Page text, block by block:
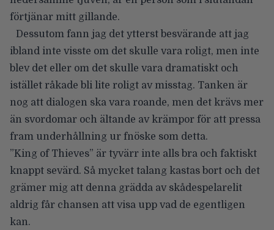
förtjänar mitt gillande.
Dessutom fann jag det ytterst besvärande att jag
ibland inte visste om det skulle vara roligt, men inte
blev det eller om det skulle vara dramatiskt och
istället råkade bli lite roligt av misstag. Tanken är
nog att dialogen ska vara roande, men det krävs mer
än svordomar och ältande av krämpor för att pressa
fram underhållning ur fnöske som detta.
”King of Thieves” är tyvärr inte alls bra och faktiskt
knappt sevärd. Så mycket talang kastas bort och det
grämer mig att denna grädda av skådespelarelit
aldrig får chansen att visa upp vad de egentligen
kan.